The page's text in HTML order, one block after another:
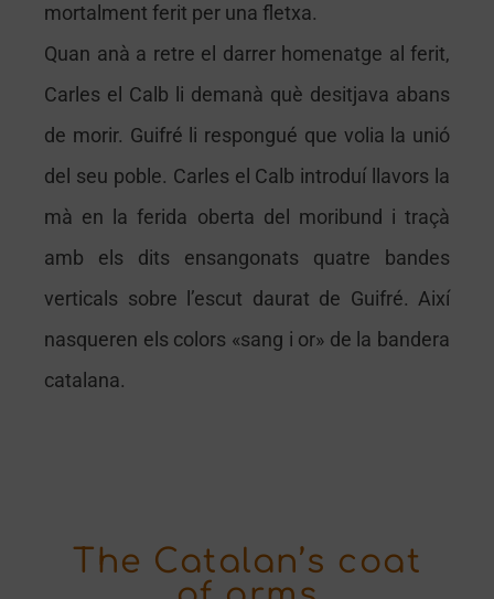
mortalment ferit per una fletxa.
Quan anà a retre el darrer homenatge al ferit,
Carles el Calb li demanà què desitjava abans
de morir. Guifré li respongué que volia la unió
del seu poble. Carles el Calb introduí llavors la
mà en la ferida oberta del moribund i traçà
amb els dits ensangonats quatre bandes
verticals sobre l’escut daurat de Guifré. Així
nasqueren els colors «sang i or» de la bandera
catalana.
The Catalan’s coat